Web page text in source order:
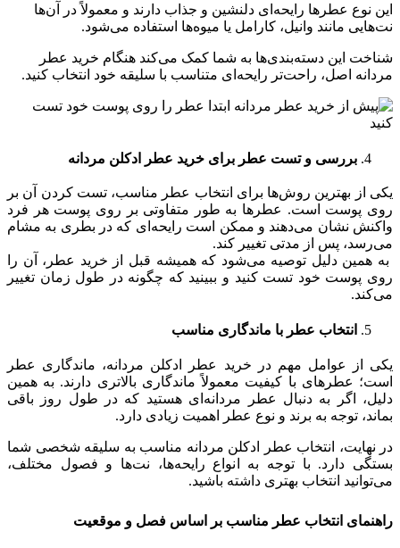
این نوع عطرها رایحه‌ای دلنشین و جذاب دارند و معمولاً در آن‌ها
نت‌هایی مانند وانیل، کارامل یا میوه‌ها استفاده می‌شود.
شناخت این دسته‌بندی‌ها به شما کمک می‌کند هنگام خرید عطر
مردانه اصل، راحت‌تر رایحه‌ای متناسب با سلیقه خود انتخاب کنید.
بررسی و تست عطر برای خرید عطر ادکلن مردانه
یکی از بهترین روش‌ها برای انتخاب عطر مناسب، تست کردن آن بر
روی پوست است. عطرها به طور متفاوتی بر روی پوست هر فرد
واکنش نشان می‌دهند و ممکن است رایحه‌ای که در بطری به مشام
می‌رسد، پس از مدتی تغییر کند.
به همین دلیل توصیه می‌شود که همیشه قبل از خرید عطر، آن را
روی پوست خود تست کنید و ببینید که چگونه در طول زمان تغییر
می‌کند.
انتخاب عطر با ماندگاری مناسب
یکی از عوامل مهم در خرید عطر ادکلن مردانه، ماندگاری عطر
است؛ عطرهای با کیفیت معمولاً ماندگاری بالاتری دارند. به همین
دلیل، اگر به دنبال عطر مردانه‌ای هستید که در طول روز باقی
بماند، توجه به برند و نوع عطر اهمیت زیادی دارد.
در نهایت، انتخاب عطر ادکلن مردانه مناسب به سلیقه شخصی شما
بستگی دارد. با توجه به انواع رایحه‌ها، نت‌ها و فصول مختلف،
می‌توانید انتخاب بهتری داشته باشید.
راهنمای انتخاب عطر مناسب بر اساس فصل و موقعیت